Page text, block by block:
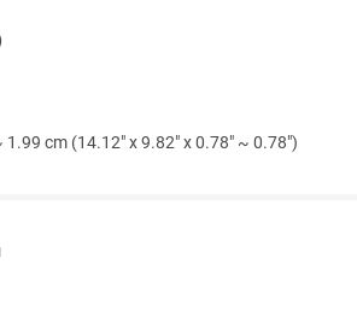
cm (14.12" x 9.82" x 0.78" ~ 0.78")